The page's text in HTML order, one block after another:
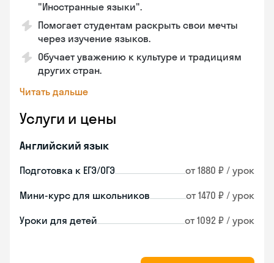
"Иностранные языки".
Помогает студентам раскрыть свои мечты
через изучение языков.
Обучает уважению к культуре и традициям
других стран.
Читать дальше
Услуги и цены
Английский язык
Подготовка к ЕГЭ/ОГЭ от 1880 ₽ / урок
Мини-курс для школьников от 1470 ₽ / урок
Уроки для детей от 1092 ₽ / урок